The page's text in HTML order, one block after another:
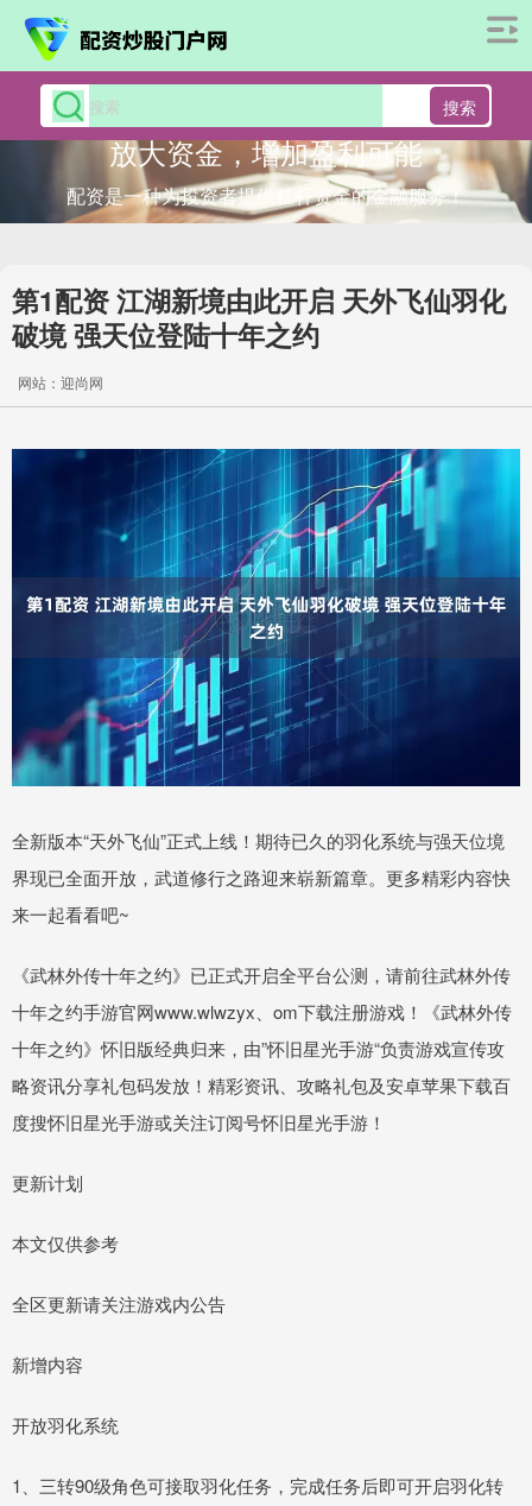
搜索
放大资金，增加盈利可能
配资是一种为投资者提供杠杆资金的金融服务！
第1配资 江湖新境由此开启 天外飞仙羽化
破境 强天位登陆十年之约
网站：迎尚网
全新版本“天外飞仙”正式上线！期待已久的羽化系统与强天位境
界现已全面开放，武道修行之路迎来崭新篇章。更多精彩内容快
来一起看看吧~
《武林外传十年之约》已正式开启全平台公测，请前往武林外传
十年之约手游官网www.wlwzyx、om下载注册游戏！《武林外传
十年之约》怀旧版经典归来，由”怀旧星光手游“负责游戏宣传攻
略资讯分享礼包码发放！精彩资讯、攻略礼包及安卓苹果下载百
度搜怀旧星光手游或关注订阅号怀旧星光手游！
更新计划
本文仅供参考
全区更新请关注游戏内公告
新增内容
开放羽化系统
1、三转90级角色可接取羽化任务，完成任务后即可开启羽化转